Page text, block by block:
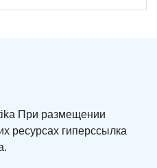
При размещении
ресурсах гиперссылка